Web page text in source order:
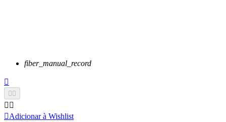
fiber_manual_record

 
 
Adicionar à Wishlist